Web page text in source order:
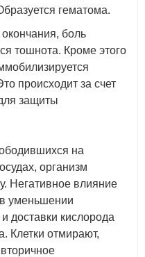
гематома.
боль
тошнота. Кроме этого
происходит за счет
защиты
на
организм
Негативное влияние
уменьшении
доставки кислорода
Клетки отмирают,